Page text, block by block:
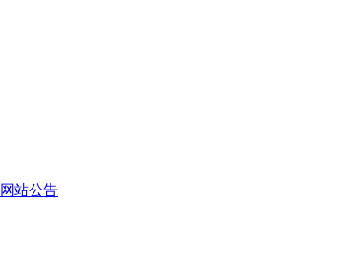
网站公告